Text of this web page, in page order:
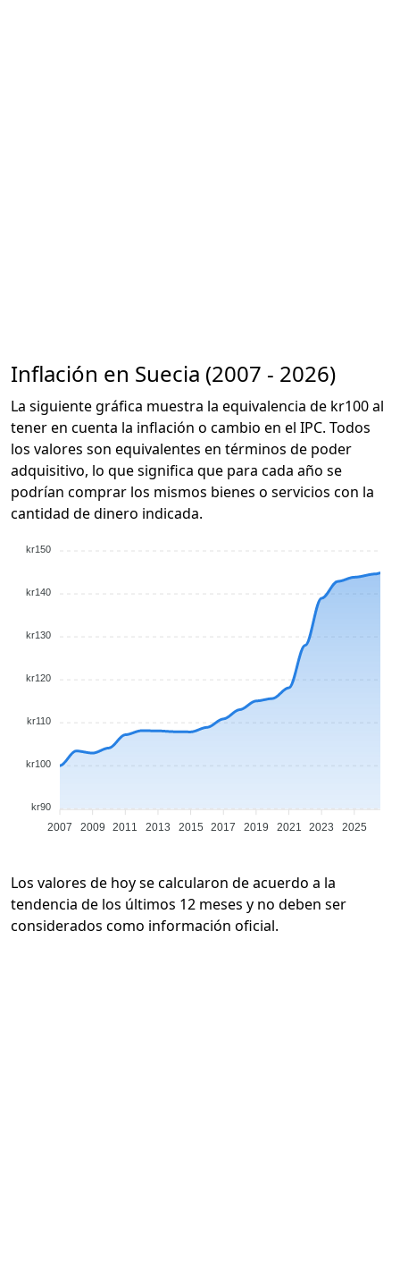
Inflación en Suecia (2007 - 2026)
La siguiente gráfica muestra la equivalencia de kr100 al
tener en cuenta la inflación o cambio en el IPC. Todos
los valores son equivalentes en términos de poder
adquisitivo, lo que significa que para cada año se
podrían comprar los mismos bienes o servicios con la
cantidad de dinero indicada.
kr150
kr140
kr130
kr120
kr110
kr100
kr90
2007 2009 2011 2013 2015 2017 2019 2021 2023 2025
Los valores de hoy se calcularon de acuerdo a la
tendencia de los últimos 12 meses y no deben ser
considerados como información oficial.